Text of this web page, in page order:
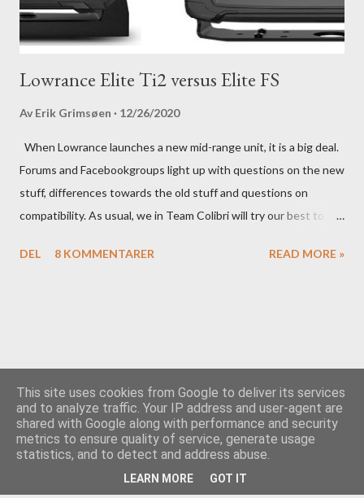
Lowrance Elite Ti2 versus Elite FS
Av Erik Grimsøen 12/26/2020
When Lowrance launches a new mid-range unit, it is a big deal.
Forums and Facebookgroups light up with questions on the new
stuff, differences towards the old stuff and questions on
compatibility. As usual, we in Team Colibri will try our best to
in-your-boat approach.
DEL 8 KOMMENTARER READ MORE »
Drevet av Blogger
Team Colibri
This site uses cookies from Google to deliver its services
and to analyze traffic. Your IP address and user-agent are
shared with Google along with performance and security
metrics to ensure quality of service, generate usage
statistics, and to detect and address abuse.
LEARN MORE GOT IT